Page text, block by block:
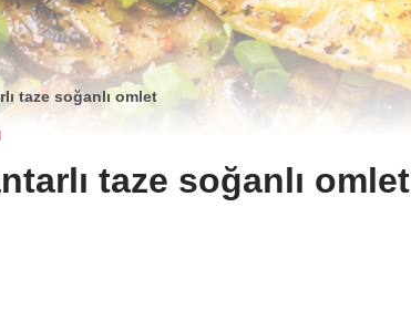
taze soğanlı omlet
taze soğanlı omlet